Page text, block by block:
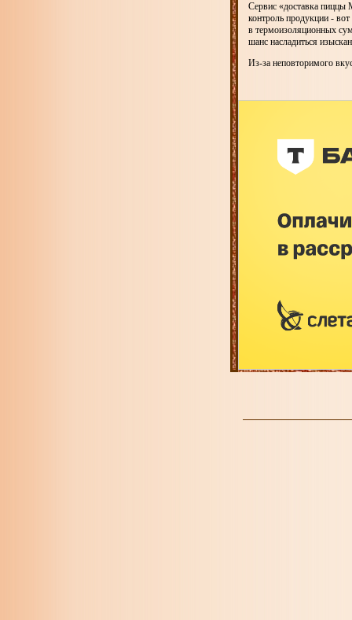
Сервис «доставка пиццы
контроль продукции -
в термоизоляционных
шанс насладиться
Из-за неповторимого